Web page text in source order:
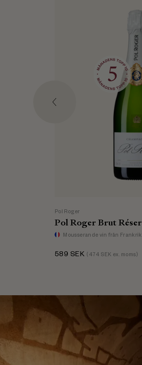
Pol Roger
Pol Roger Brut
Mousserande vin från
589 SEK ( 474 SEK ex. moms)